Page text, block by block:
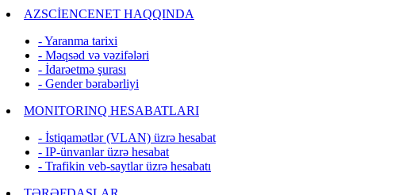
AZSCİENCENET HAQQINDA
- Yaranma tarixi
- Məqsəd və vəzifələri
- İdarəetmə şurası
- Gender bərabərliyi
MONITORINQ HESABATLARI
- İstiqamətlər (VLAN) üzrə hesabat
- IP-ünvanlar üzrə hesabat
- Trafikin veb-saytlar üzrə hesabatı